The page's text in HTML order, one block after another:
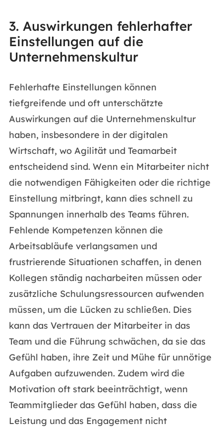
3. Auswirkungen fehlerhafter
Einstellungen auf die
Unternehmenskultur
Fehlerhafte Einstellungen können
tiefgreifende und oft unterschätzte
Auswirkungen auf die Unternehmenskultur
haben, insbesondere in der digitalen
Wirtschaft, wo Agilität und Teamarbeit
entscheidend sind. Wenn ein Mitarbeiter nicht
die notwendigen Fähigkeiten oder die richtige
Einstellung mitbringt, kann dies schnell zu
Spannungen innerhalb des Teams führen.
Fehlende Kompetenzen können die
Arbeitsabläufe verlangsamen und
frustrierende Situationen schaffen, in denen
Kollegen ständig nacharbeiten müssen oder
zusätzliche Schulungsressourcen aufwenden
müssen, um die Lücken zu schließen. Dies
kann das Vertrauen der Mitarbeiter in das
Team und die Führung schwächen, da sie das
Gefühl haben, ihre Zeit und Mühe für unnötige
Aufgaben aufzuwenden. Zudem wird die
Motivation oft stark beeinträchtigt, wenn
Teammitglieder das Gefühl haben, dass die
Leistung und das Engagement nicht